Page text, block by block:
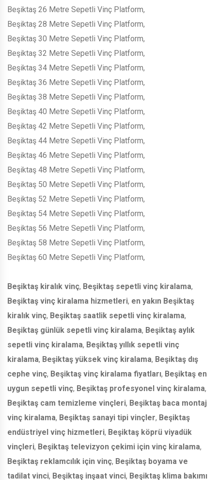
Beşiktaş 26 Metre Sepetli Vinç Platform,
Beşiktaş 28 Metre Sepetli Vinç Platform,
Beşiktaş 30 Metre Sepetli Vinç Platform,
Beşiktaş 32 Metre Sepetli Vinç Platform,
Beşiktaş 34 Metre Sepetli Vinç Platform,
Beşiktaş 36 Metre Sepetli Vinç Platform,
Beşiktaş 38 Metre Sepetli Vinç Platform,
Beşiktaş 40 Metre Sepetli Vinç Platform,
Beşiktaş 42 Metre Sepetli Vinç Platform,
Beşiktaş 44 Metre Sepetli Vinç Platform,
Beşiktaş 46 Metre Sepetli Vinç Platform,
Beşiktaş 48 Metre Sepetli Vinç Platform,
Beşiktaş 50 Metre Sepetli Vinç Platform,
Beşiktaş 52 Metre Sepetli Vinç Platform,
Beşiktaş 54 Metre Sepetli Vinç Platform,
Beşiktaş 56 Metre Sepetli Vinç Platform,
Beşiktaş 58 Metre Sepetli Vinç Platform,
Beşiktaş 60 Metre Sepetli Vinç Platform,
Beşiktaş kiralık vinç, Beşiktaş sepetli vinç kiralama,
Beşiktaş vinç kiralama hizmetleri, en yakın Beşiktaş
kiralık vinç, Beşiktaş saatlik sepetli vinç kiralama,
Beşiktaş günlük sepetli vinç kiralama, Beşiktaş aylık
sepetli vinç kiralama, Beşiktaş yıllık sepetli vinç
kiralama, Beşiktaş yüksek vinç kiralama, Beşiktaş dış
cephe vinç, Beşiktaş vinç kiralama fiyatları, Beşiktaş en
uygun sepetli vinç, Beşiktaş profesyonel vinç kiralama,
Beşiktaş cam temizleme vinçleri, Beşiktaş baca montaj
vinç kiralama, Beşiktaş sanayi tipi vinçler, Beşiktaş
endüstriyel vinç hizmetleri, Beşiktaş köprü viyadük
vinçleri, Beşiktaş televizyon çekimi için vinç kiralama,
Beşiktaş reklamcılık için vinç, Beşiktaş boyama ve
tadilat vinci, Beşiktaş inşaat vinci, Beşiktaş klima bakımı